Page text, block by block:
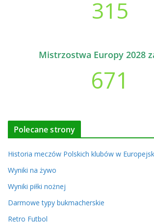
315
Mistrzostwa Europy 2028
671
Polecane strony
Historia meczów Polskich klubów w
Wyniki na żywo
Wyniki piłki nożnej
Darmowe typy bukmacherskie
Retro Futbol